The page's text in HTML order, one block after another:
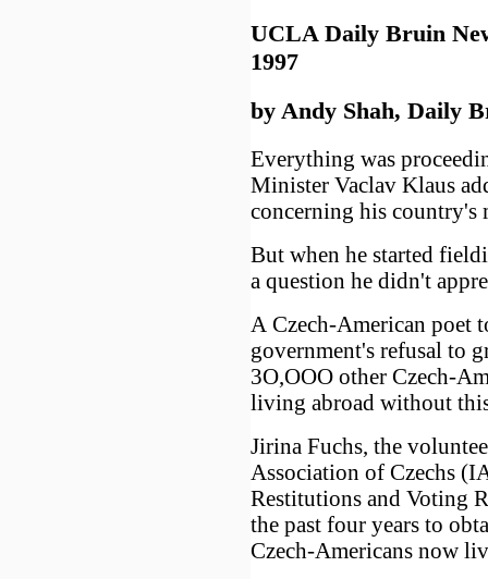
UCLA Daily Bruin
1997
by Andy Shah, Daily
Everything was
Minister Vaclav Klaus
concerning his country's
But when he started
a question he didn't
A Czech-American poet
government's refusal to
3O,OOO other Czech-
living abroad without
Jirina Fuchs, the
Association of Czechs
Restitutions and Voting
the past four years to
Czech-Americans now